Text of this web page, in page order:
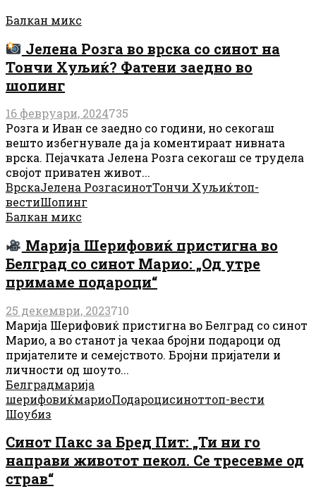
Балкан микс
Јелена Розга во врска со синот на
Тончи Хуљиќ? Фатени заедно во
шопинг
16 февруари, 2024735
Розга и Иван се заедно со години, но секогаш
вешто избегнувале да ја коментираат нивната
врска. Пејачката Јелена Розга секогаш се трудела
својот приватен живот...
ВрскаЈелена РозгасинотТончи Хуљиќтоп-
вестиШопинг
Балкан микс
Марија Шерифовиќ пристигна во
Белград со синот Марио: „Од утре
примаме подароци“
25 декември, 2023710
Марија Шерифовиќ пристигна во Белград со синот
Марио, а во станот ја чекаа бројни подароци од
пријателите и семејството. Бројни пријатели и
личности од шоуто...
Белградмарија
шерифовиќмариоПодароцисиноттоп-вести
Шоубиз
Синот Пакс за Бред Пит: „Ти ни го
направи животот пекол. Се тресевме од
страв“